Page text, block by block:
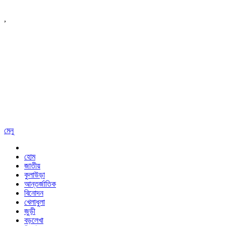
,
মেনু
হোম
জাতীয়
কুলাউড়া
আন্তর্জাতিক
বিনোদন
খেলাধুলা
জুড়ী
বড়লেখা